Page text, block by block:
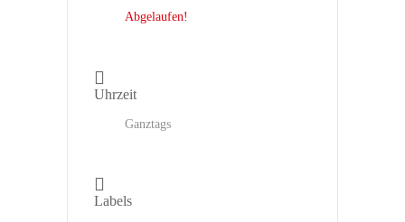
Abgelaufen!
Uhrzeit
Ganztags
Labels